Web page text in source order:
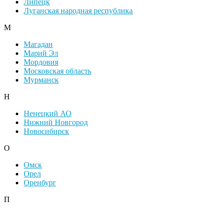
Липецк
Луганская народная республика
М
Магадан
Марий Эл
Мордовия
Московская область
Мурманск
Н
Ненецкий АО
Нижний Новгород
Новосибирск
О
Омск
Орел
Оренбург
П